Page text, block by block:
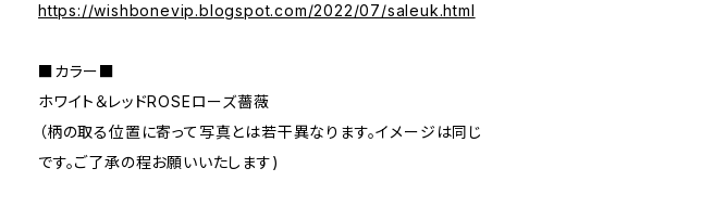
https://wishbonevip.blogspot.com/2022/07/saleuk.html
■カラー■
ホワイト＆レッドROSEローズ薔薇
（柄の取る位置に寄って写真とは若干異なります。イメージは同じ
です。ご了承の程お願いいたします)